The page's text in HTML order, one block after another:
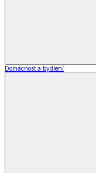
Domácnost a bydlení